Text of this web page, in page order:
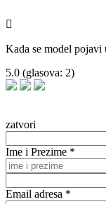

Kada se model pojavi
5.0 (glasova: 2)
zatvori
Ime i Prezime *
Email adresa *